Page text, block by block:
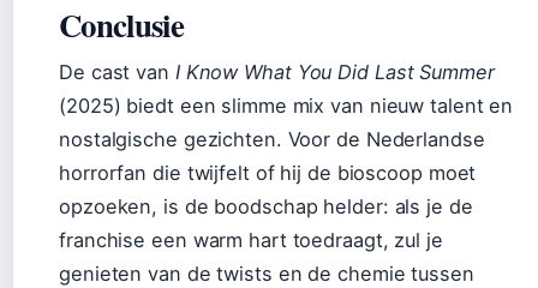
Conclusie
De cast van I Know What You Did Last Summer
(2025) biedt een slimme mix van nieuw talent en
nostalgische gezichten. Voor de Nederlandse
horrorfan die twijfelt of hij de bioscoop moet
opzoeken, is de boodschap helder: als je de
franchise een warm hart toedraagt, zul je
genieten van de twists en de chemie tussen